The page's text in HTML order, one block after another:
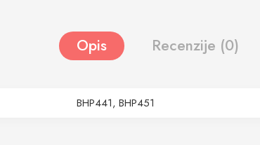
Opis Recenzije (0)
BHP441, BHP451